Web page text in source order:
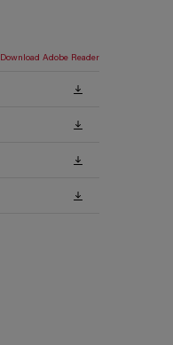
Download Adobe Reader